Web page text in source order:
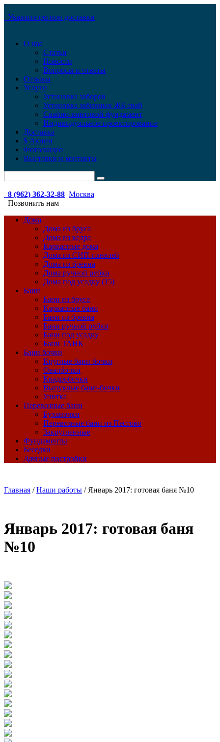
Укажите регион доставки
О нас
Статьи
Новости
Вопросы и ответы
Отзывы
Услуги
Установка заборов
Установка забивных ЖБ свай
Свайно-винтовой фундамент
Индивидуальное проектирование
Доставка
$ Акции
Фото/видео
Выставки и контакты
8 (962) 362-32-88 Москва
Позвонить нам
Дома
Дома из бруса
Дома из кедра
Каркасные дома
Дома из СИП-панелей
Дома из бревна
Дома ручной рубки
Дома под усадку (15)
Бани
Бани из бруса
Каркасные бани
Бани из бревна
Бани ручной рубки
Бани под усадку
Бани ТАНК
Бани бочки
Круглые бани бочки
Овалбочки
Квадробочки
Выпуклые бани-бочки
Улитка
Перевозные бани
Буханочки
Перевозные бани из Пестово
Закругленные
Фундаменты
Беседки
Дачные постройки
Главная /Наши работы / Январь 2017: готовая баня №10
Январь 2017: готовая баня
№10